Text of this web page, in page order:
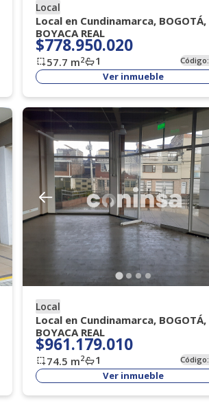
Local
Local en Cundinamarca, BOGOTÁ,
BOYACA REAL
$778.950.020
57.7 m2 1 Código:
Ver inmueble
Local
Local en Cundinamarca, BOGOTÁ,
BOYACA REAL
$961.179.010
74.5 m2 1 Código:
Ver inmueble